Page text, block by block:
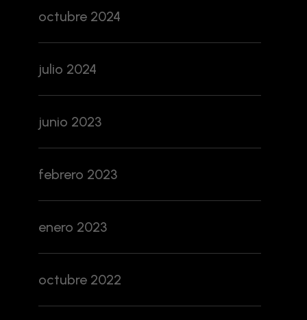
octubre 2024
julio 2024
junio 2023
febrero 2023
enero 2023
octubre 2022